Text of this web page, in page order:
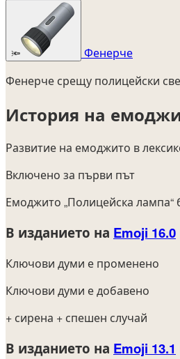
🔦
Фенерче
Фенерче срещу полицейски
История на
Развитие на емоджито в
Включено за първи път
Емоджито „Полицейска
В изданието на Emoji 16.0
Ключови думи е променено
Ключови думи е добавено
+ сирена + спешен случай
В изданието на Emoji 13.1